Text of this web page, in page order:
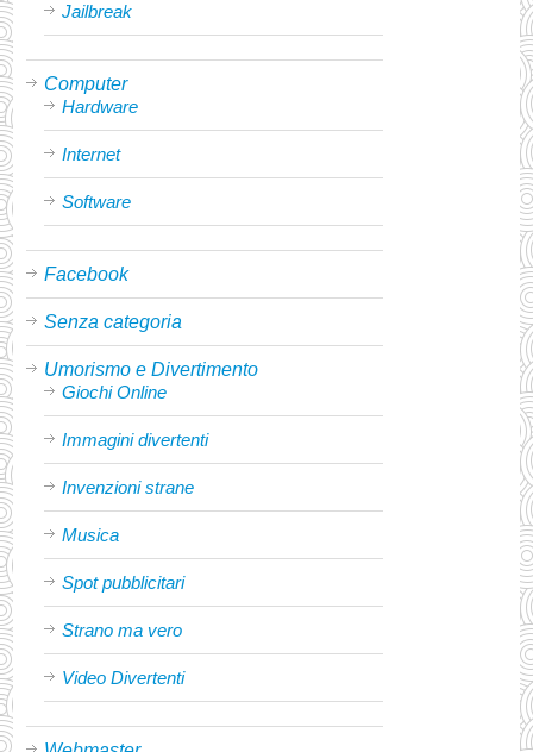
Jailbreak
Computer
Hardware
Internet
Software
Facebook
Senza categoria
Umorismo e Divertimento
Giochi Online
Immagini divertenti
Invenzioni strane
Musica
Spot pubblicitari
Strano ma vero
Video Divertenti